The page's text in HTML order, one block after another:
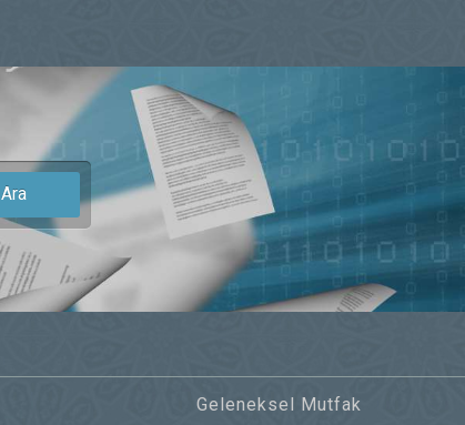
Ara
Geleneksel Mutfak